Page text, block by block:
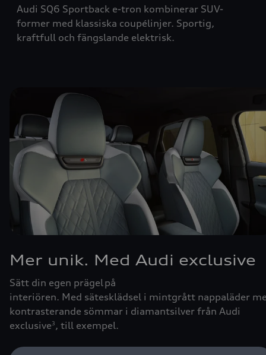
Audi SQ6 Sportback e-tron kombinerar SUV-
former med klassiska coupélinjer. Sportig,
kraftfull och fängslande elektrisk.
Mer unik. Med Audi exclusive
Sätt din egen prägel på
interiören. Med sätesklädsel i mintgrått nappaläder
kontrasterande sömmar i diamantsilver från Audi
exclusive3 , till exempel.